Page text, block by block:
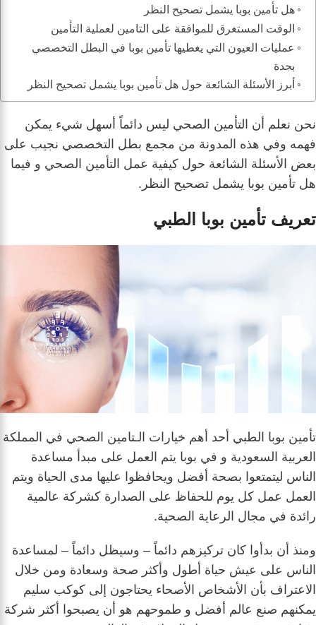
هل تأمين بوبا يشمل تصحيح النظر
الوقت المستغرق للموافقة على التامين لعملية التأمين
عمليات العيون التي يغطيها تأمين بوبا في البطل التخصصي
بجدة
أبرز الأسئلة الشائعة حول هل تأمين بوبا يشمل تصحيح النظر
نحن نعلم أن التأمين الصحي ليس دائماً أسهل شيء يمكن
فهمه وفي هذه المدونة من مجمع بطل التخصصي نجيب على
بعض الأسئلة الشائعة حول كيفية عمل التأمين الصحي و فيما
هل تأمين بوبا يشمل تصحيح النظر.
تعريف تأمين بوبا الطبي
تأمين بوبا الطبي أحد أهم خيارات الـتامين الصحي في المملكة
العربية السعودية و في بوبا يتم العمل على مبدأ مساعدة
الناس ليتمتعوا بصحة أفضل ويحافظوا عليها مدى الحياة ويتم
العمل عمل كل يوم للحفاظ على الصدارة كشركة عالمية
رائدة في مجال الرعاية الصحية.
ومنذ أن بدأوا كان تركيزهم دائماً – وسيظل دائماً – لمساعدة
الناس على عيش حياة أطول وأكثر صحة وسعادة ومن خلال
الاعتراف بأن الأشخاص الأصحاء يحتاجون إلى كوكب سليم
يمكنهم صنع عالم أفضل و طموحهم هو أن يصبحوا أكثر شركة